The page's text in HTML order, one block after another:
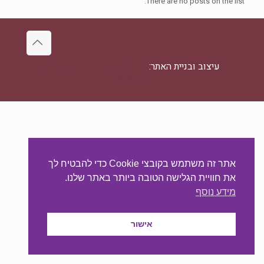
עיצוב ובניית האתר:
אתר זה משתמש בקובצי Cookie כדי להבטיח לך
את חוויית הגלישה הטובה ביותר באתר שלנו.
מידע נוסף
אישור